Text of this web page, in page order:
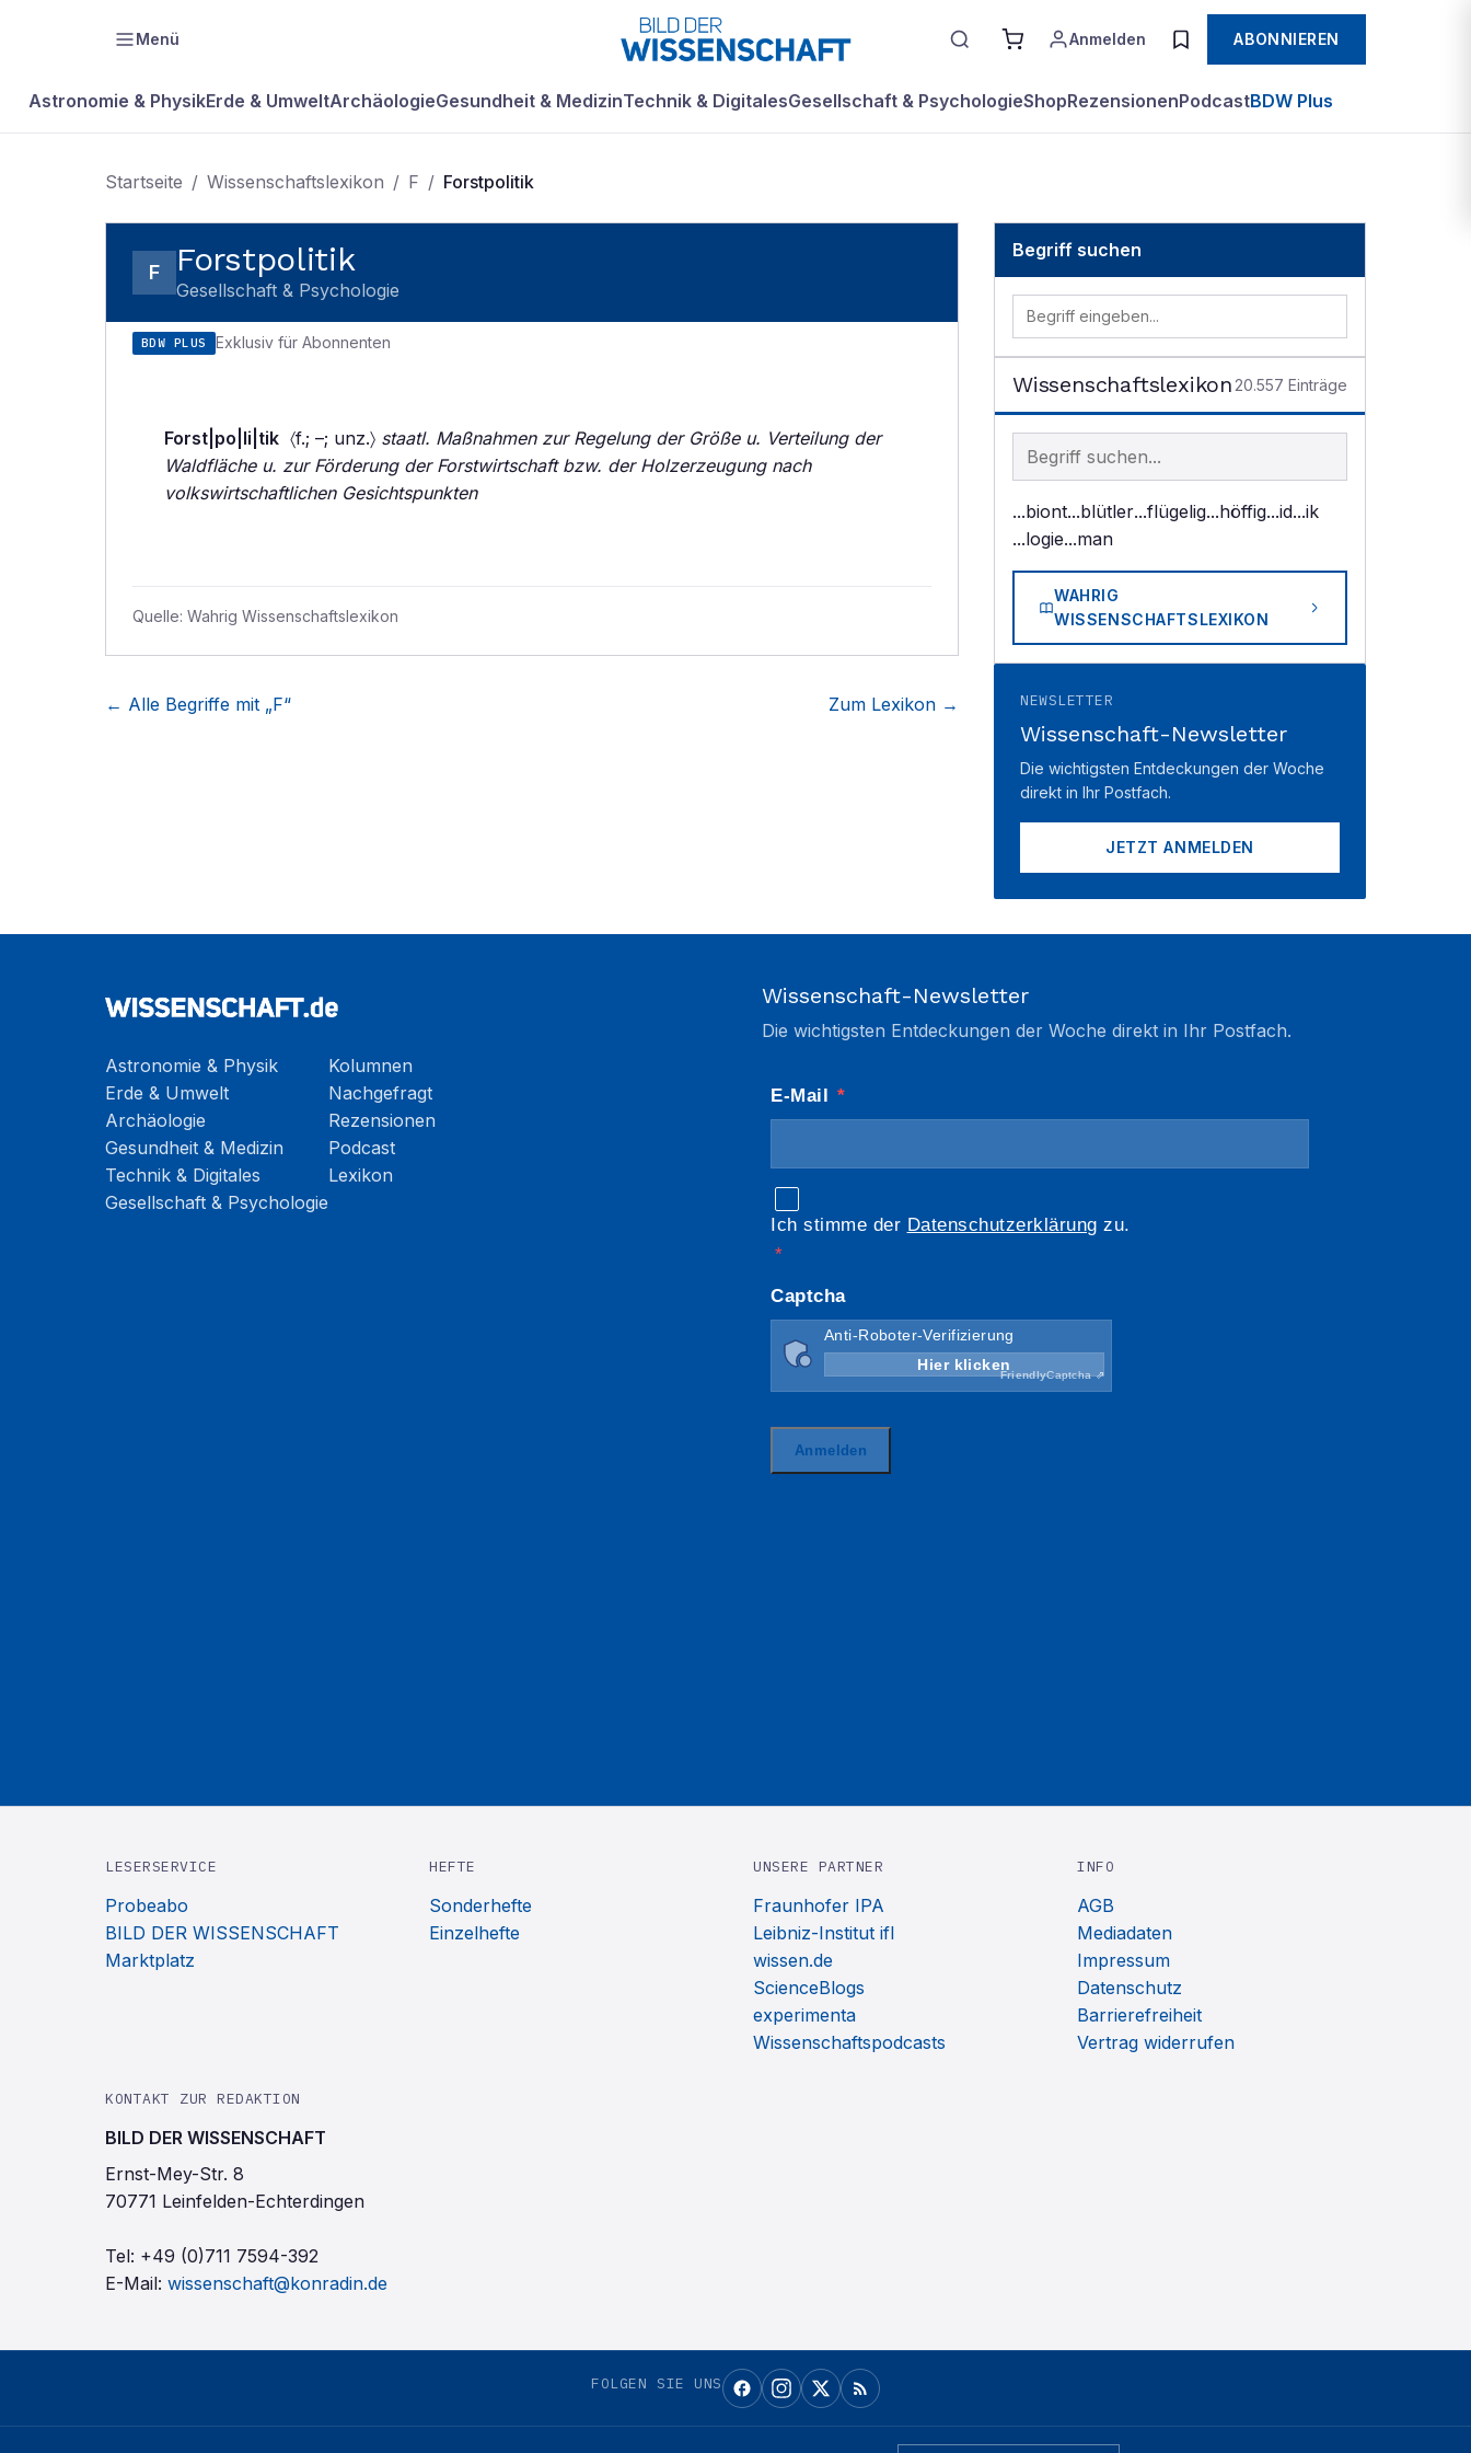
Menü Anmelden ABONNIEREN
Astronomie & PhysikErde & UmweltArchäologieGesundheit & MedizinTechnik & DigitalesGesellschaft & PsychologieShopRezensionenPodcastBDW Plus
Startseite / Wissenschaftslexikon / F / Forstpolitik
F Forstpolitik
Gesellschaft & Psychologie
BDW PLUS Exklusiv für Abonnenten
Forst|po|li|tik 〈f.; –; unz.〉 staatl. Maßnahmen zur Regelung der Größe u. Verteilung der
Waldfläche u. zur Förderung der Forstwirtschaft bzw. der Holzerzeugung nach
volkswirtschaftlichen Gesichtspunkten
Quelle: Wahrig Wissenschaftslexikon
← Alle Begriffe mit „F“ Zum Lexikon →
Begriff suchen
Wissenschaftslexikon 20.557 Einträge
Begriff im Lexikon suchen
...biont...blütler...flügelig...höffig...id...ik
...logie...man
WAHRIG
WISSENSCHAFTSLEXIKON
NEWSLETTER
Wissenschaft-Newsletter
Die wichtigsten Entdeckungen der Woche
direkt in Ihr Postfach.
JETZT ANMELDEN
Astronomie & Physik
Erde & Umwelt
Archäologie
Gesundheit & Medizin
Technik & Digitales
Gesellschaft & Psychologie
Kolumnen
Nachgefragt
Rezensionen
Podcast
Lexikon
Wissenschaft-Newsletter
Die wichtigsten Entdeckungen der Woche direkt in Ihr Postfach.
LESERSERVICE
Probeabo
BILD DER WISSENSCHAFT
Marktplatz
HEFTE
Sonderhefte
Einzelhefte
UNSERE PARTNER
Fraunhofer IPA
Leibniz-Institut ifl
wissen.de
ScienceBlogs
experimenta
Wissenschaftspodcasts
INFO
AGB
Mediadaten
Impressum
Datenschutz
Barrierefreiheit
Vertrag widerrufen
KONTAKT ZUR REDAKTION
BILD DER WISSENSCHAFT
Ernst-Mey-Str. 8
70771 Leinfelden-Echterdingen
Tel: +49 (0)711 7594-392
E-Mail: wissenschaft@konradin.de
FOLGEN SIE UNS